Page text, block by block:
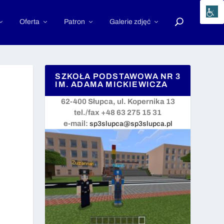
Oferta Patron Galerie zdjęć
SZKOŁA PODSTAWOWA NR 3
IM. ADAMA MICKIEWICZA
62-400 Słupca, ul. Kopernika 13
tel./fax +48 63 275 15 31
e-mail: sp3slupca@sp3slupca.pl